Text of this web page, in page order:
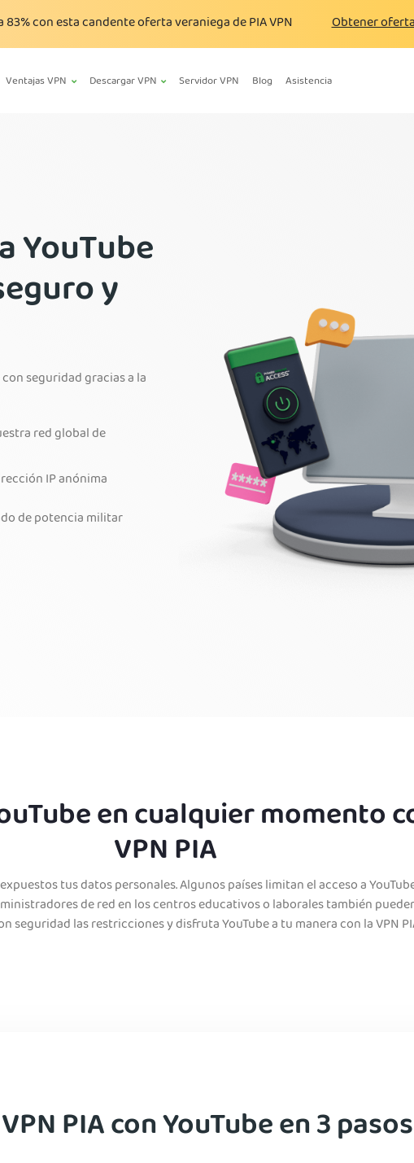
83%con esta candente oferta veraniega de PIA VPN Obtener
Ventajas VPN Descargar VPN Servidor VPN Blog Asistencia
YouTube
y
seguridad gracias a la
red global de
IP anónima
de potencia militar
en cualquier momento
VPN PIA
tus datos personales. Algunos países limitan el acceso a
de red en los centros educativos o laborales también
seguridad las restricciones y disfruta YouTube a tu manera con la VPN
PIA con YouTube en 3 pasos